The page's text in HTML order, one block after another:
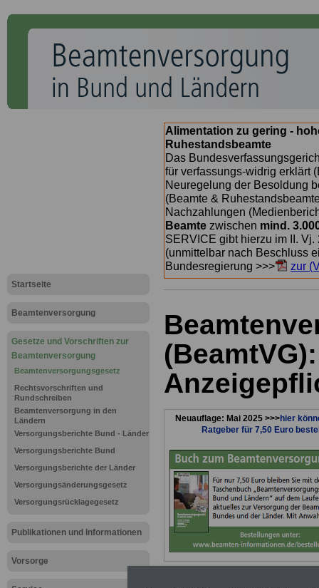
Startseite
Beamtenversorgung
Gesetze und Vorschriften zur
Beamtenversorgung
Beamtenversorgungsgesetz
Rechtsvorschriften und
Rundschreiben
Beamtenversorgung in den
Ländern
Versorgungsberichte Bund - Länder
Versorgungsberichte Bund
Versorgungsberichte der Länder
Versorgungsänderungsgesetz
Versorgungsrücklagegesetz
Publikationen und Informationen
Vorsorge
Alimentation zu gering -
Ruhestandsbeamte
Das
für verfassungs-widrig erklärt
Neuregelung der Besoldung
(Beamte &
Nachzahlungen
Beamte zwischen mind.
SERVICE gibt hierzu im II.
(unmittelbar nach Beschluss
Bundesregierung >>>
zur
Neuauflage: Mai 2025 >>>hier
Ratgeber für 7,50 Euro